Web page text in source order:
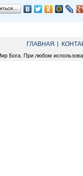
ГЛАВНАЯ
Бога. При любом